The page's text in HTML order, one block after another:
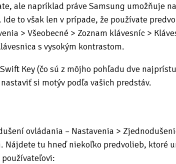
ale napríklad práve Samsung umožňuje
to však len v prípade, že používate
> Všeobecné > Zoznam klávesníc >
s vysokým kontrastom.
Key (čo sú z môjho pohľadu dve
si motýv podľa vašich predstáv.
ovládania – Nastavenia >
Nájdete tu hneď niekoľko predvolieb, ktoré